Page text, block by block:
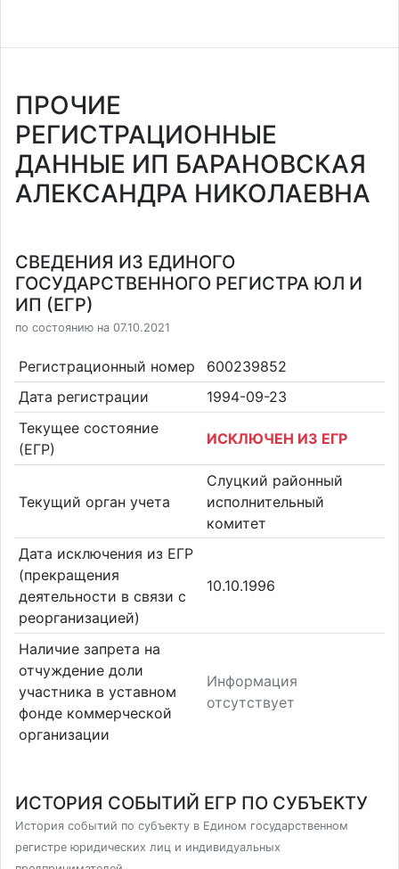
ПРОЧИЕ
РЕГИСТРАЦИОННЫЕ
ДАННЫЕ ИП БАРАНОВСКАЯ
АЛЕКСАНДРА НИКОЛАЕВНА
СВЕДЕНИЯ ИЗ ЕДИНОГО
ГОСУДАРСТВЕННОГО РЕГИСТРА ЮЛ И
ИП (ЕГР)
по состоянию на 07.10.2021
Регистрационный номер
600239852
Дата регистрации
1994-09-23
Текущее состояние
(ЕГР)
ИСКЛЮЧЕН ИЗ ЕГР
Текущий орган учета
Слуцкий районный
исполнительный
комитет
Дата исключения из ЕГР
(прекращения
деятельности в связи с
реорганизацией)
10.10.1996
Наличие запрета на
отчуждение доли
участника в уставном
фонде коммерческой
организации
Информация
отсутствует
ИСТОРИЯ СОБЫТИЙ ЕГР ПО СУБЪЕКТУ
История событий по субъекту в Едином государственном
регистре юридических лиц и индивидуальных